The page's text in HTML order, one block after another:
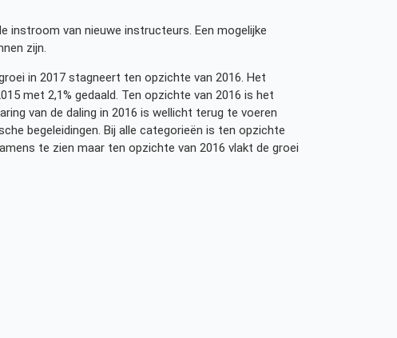
instroom van nieuwe instructeurs. Een mogelijke
zijn.
in 2017 stagneert ten opzichte van 2016. Het
met 2,1% gedaald. Ten opzichte van 2016 is het
van de daling in 2016 is wellicht terug te voeren
begeleidingen. Bij alle categorieën is ten opzichte
te zien maar ten opzichte van 2016 vlakt de groei